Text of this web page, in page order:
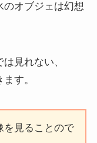
のオブジェは幻想
見れない、
す。
を見ることので